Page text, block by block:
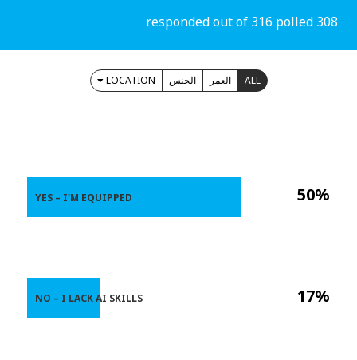
308 responded out of 316 polled
ALL العمر الجنس LOCATION
50%
17%
YES – I'M EQUIPPED
NO – I LACK AI SKILLS